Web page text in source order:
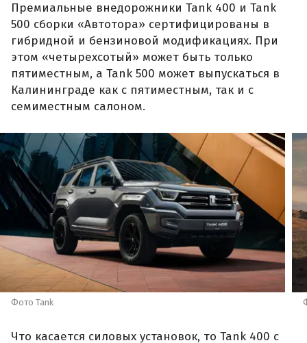
Премиальные внедорожники Tank 400 и Tank
500 сборки «Автотора» сертифицированы в
гибридной и бензиновой модификациях. При
этом «четырехсотый» может быть только
пятиместным, а Tank 500 может выпускаться в
Калининграде как с пятиместным, так и с
семиместным салоном.
Фото Tank
Что касается силовых установок, то Tank 400 с